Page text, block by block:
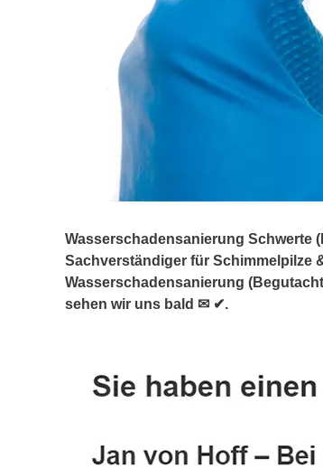
Wasserschadensanierung Schwerte
Sachverständiger für Schimmelpilze
Wasserschadensanierung
sehen wir uns bald ✉ ✔.